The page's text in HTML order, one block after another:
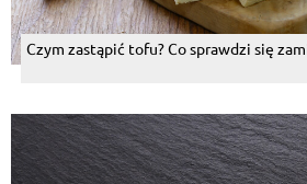
Czym zastąpić tofu? Co sprawdzi się